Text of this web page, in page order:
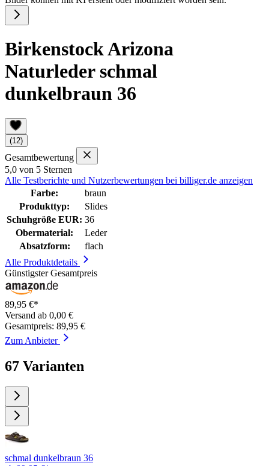
Birkenstock Arizona
Naturleder schmal
dunkelbraun 36
(12)
Gesamtbewertung
5,0 von 5 Sternen
Alle Testberichte und Nutzerbewertungen bei billiger.de anzeigen
Farbe:
braun
Produkttyp:
Slides
Schuhgröße EUR: 36
Obermaterial:
Leder
Absatzform:
flach
Alle Produktdetails
Günstigster Gesamtpreis
89,95 €*
Versand ab 0,00 €
Gesamtpreis: 89,95 €
Zum Anbieter
67 Varianten
schmal dunkelbraun 36